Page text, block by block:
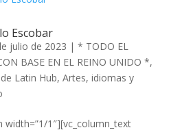
Escobar
julio de 2023 | * TODO EL
BASE EN EL REINO UNIDO *,
Latin Hub, Artes, idiomas y
width=”1/1″][vc_column_text